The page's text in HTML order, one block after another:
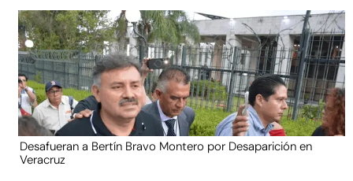
Desafueran a Bertín Bravo Montero por Desaparición en
Veracruz